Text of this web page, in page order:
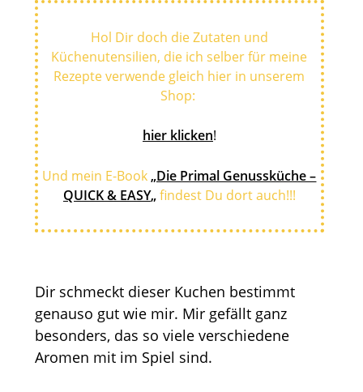
Hol Dir doch die Zutaten und
Küchenutensilien, die ich selber für meine
Rezepte verwende gleich hier in unserem
Shop:
hier klicken!
Und mein E-Book„Die Primal Genussküche –
QUICK & EASY„findest Du dort auch!!!
Dir schmeckt dieser Kuchen bestimmt
genauso gut wie mir. Mir gefällt ganz
besonders, das so viele verschiedene
Aromen mit im Spiel sind.